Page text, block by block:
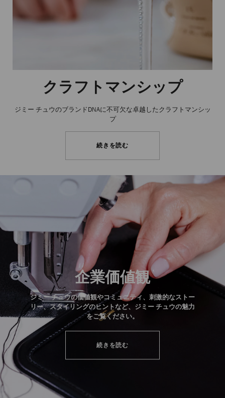
クラフトマンシップ
ジミー チュウのブランドDNAに不可欠な卓越したクラフトマンシッ
プ
続きを読む
企業価値観
ジミー チュウの価値観やコミュニティ、刺激的なストー
リー、スタイリングのヒントなど、ジミー チュウの魅力
をご覧ください。
続きを読む